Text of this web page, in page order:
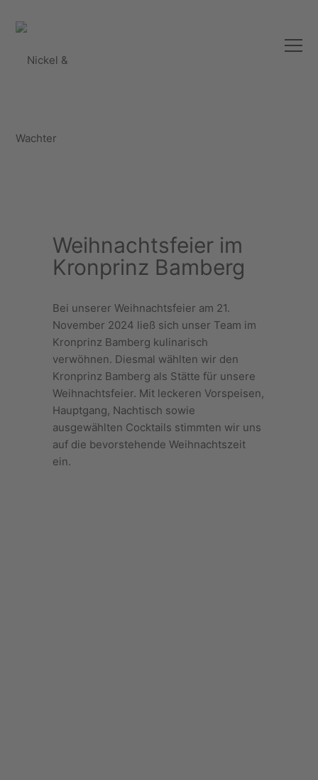
Weihnachtsfeier im
Kronprinz Bamberg
Bei unserer Weihnachtsfeier am 21.
November 2024 ließ sich unser Team im
Kronprinz Bamberg kulinarisch
verwöhnen. Diesmal wählten wir den
Kronprinz Bamberg als Stätte für unsere
Weihnachtsfeier. Mit leckeren Vorspeisen,
Hauptgang, Nachtisch sowie
ausgewählten Cocktails stimmten wir uns
auf die bevorstehende Weihnachtszeit
ein.